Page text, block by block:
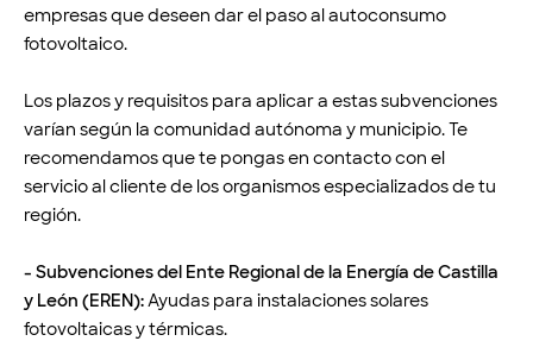
empresas que deseen dar el paso al autoconsumo
fotovoltaico.
Los plazos y requisitos para aplicar a estas subvenciones
varían según la comunidad autónoma y municipio. Te
recomendamos que te pongas en contacto con el
servicio al cliente de los organismos especializados de tu
región.
- Subvenciones del Ente Regional de la Energía de Castilla
y León (EREN):Ayudas para instalaciones solares
fotovoltaicas y térmicas.